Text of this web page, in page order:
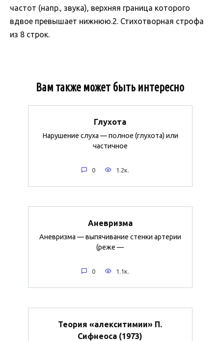
частот (напр., звука), верхняя граница которого
вдвое превышает нижнюю.2. Стихотворная строфа
из 8 строк.
Вам также может быть интересно
Глухота
Нарушение слуха — полное (глухота) или
частичное
0 1.2к.
Аневризма
Аневризма — выпячивание стенки артерии
(реже —
0 1.1к.
Теория «алекситимии» П.
Сифнеоса (1973)